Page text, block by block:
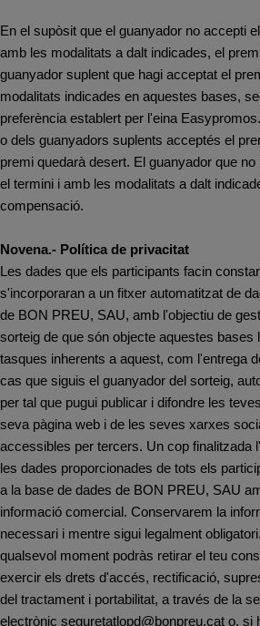
En el supòsit que el guanyador no accepti
amb les modalitats a dalt indicades, el
guanyador suplent que hagi acceptat el
modalitats indicades en aquestes bases,
preferència establert per l'eina
o dels guanyadors suplents acceptés el
premi quedarà desert. El guanyador que
el termini i amb les modalitats a dalt
compensació.
Novena.- Política de privacitat
Les dades que els participants facin
s'incorporaran a un fitxer automatitzat de
de BON PREU, SAU, amb l'objectiu de
sorteig de que són objecte aquestes bases
tasques inherents a aquest, com l'entrega
cas que siguis el guanyador del sorteig,
per tal que pugui publicar i difondre les
seva pàgina web i de les seves xarxes
accessibles per tercers. Un cop finalitzada
les dades proporcionades de tots els
a la base de dades de BON PREU, SAU
informació comercial. Conservarem la
necessari i mentre sigui legalment
qualsevol moment podràs retirar el teu
exercir els drets d'accés, rectificació,
del tractament i portabilitat, a través de la
electrònic seguretatlopd@bonpreu.cat o, si